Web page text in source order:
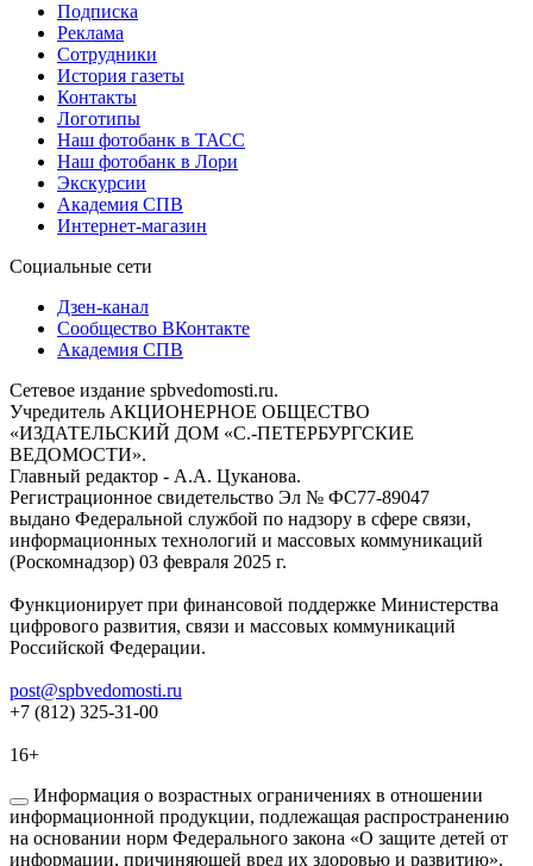
Подписка
Реклама
Сотрудники
История газеты
Контакты
Логотипы
Наш фотобанк в ТАСС
Наш фотобанк в Лори
Экскурсии
Академия СПВ
Интернет-магазин
Социальные сети
Дзен-канал
Сообщество ВКонтакте
Академия СПВ
Сетевое издание spbvedomosti.ru.
Учредитель АКЦИОНЕРНОЕ ОБЩЕСТВО
«ИЗДАТЕЛЬСКИЙ ДОМ «С.-ПЕТЕРБУРГСКИЕ
ВЕДОМОСТИ».
Главный редактор - А.А. Цуканова.
Регистрационное свидетельство Эл № ФС77-89047
выдано Федеральной службой по надзору в сфере связи,
информационных технологий и массовых коммуникаций
(Роскомнадзор) 03 февраля 2025 г.
Функционирует при финансовой поддержке Министерства
цифрового развития, связи и массовых коммуникаций
Российской Федерации.
post@spbvedomosti.ru
+7 (812) 325-31-00
16+
Информация о возрастных ограничениях в отношении
информационной продукции, подлежащая распространению
на основании норм Федерального закона «О защите детей от
информации, причиняющей вред их здоровью и развитию».